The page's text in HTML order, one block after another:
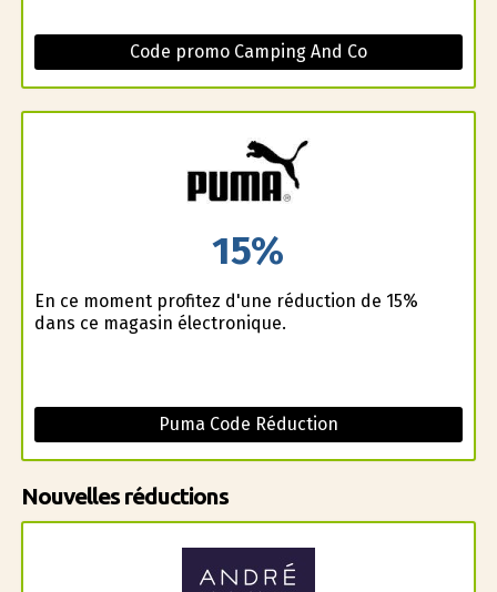
Code promo Camping And Co
15%
En ce moment profitez d'une réduction de 15%
dans ce magasin électronique.
Puma Code Réduction
Nouvelles réductions